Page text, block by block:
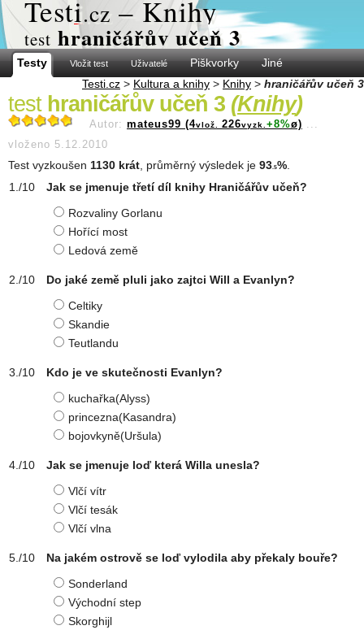
Testi.cz – Knihy
test hraničářův učeň 3
Testy Vložit test Uživatelé Piškvorky
Jiné
Testi.cz > Kultura a knihy > Knihy > hraničářův učeň 3
test hraničářův učeň 3 (Knihy)
Autor: mateus99 (4vlož. 226vyzk. +8%ø) ...
vloženo 5.12.2010
Test vyzkoušen 1130 krát , průměrný výsledek je 93 .5%
Jak se jmenuje třetí díl knihy Hraničářův učeň?
Rozvaliny Gorlanu
Hořící most
Ledová země
Do jaké země pluli jako zajtci Will a Evanlyn?
Celtiky
Skandie
Teutlandu
Kdo je ve skutečnosti Evanlyn?
kuchařka(Alyss)
princezna(Kasandra)
bojovkyně(Uršula)
Jak se jmenuje loď která Willa unesla?
Vlčí vítr
Vlčí tesák
Vlčí vlna
Na jakém ostrově se loď vylodila aby překaly bouře?
Sonderland
Východní step
Skorghijl